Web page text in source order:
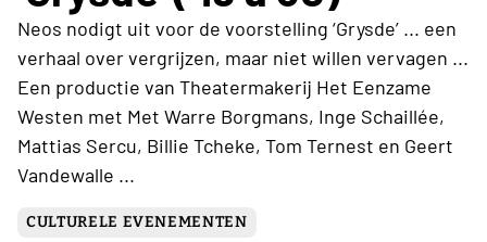
Neos nodigt uit voor de voorstelling ‘Grysde’ ... een
verhaal over vergrijzen, maar niet willen vervagen ...
Een productie van Theatermakerij Het Eenzame
Westen met Met Warre Borgmans, Inge Schaillée,
Mattias Sercu, Billie Tcheke, Tom Ternest en Geert
Vandewalle ...
CULTURELE EVENEMENTEN